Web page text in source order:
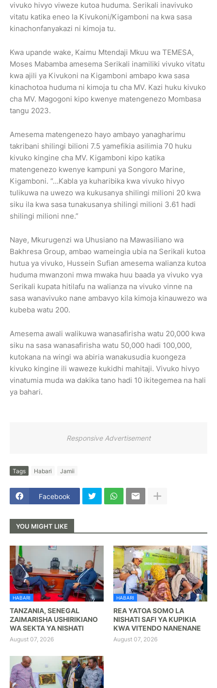
vivuko hivyo viweze kutoa huduma. Serikali inavivuko
vitatu katika eneo la Kivukoni/Kigamboni na kwa sasa
kinachonfanyakazi ni kimoja tu.
Kwa upande wake, Kaimu Mtendaji Mkuu wa TEMESA,
Moses Mabamba amesema Serikali inamiliki vivuko vitatu
kwa ajili ya Kivukoni na Kigamboni ambapo kwa sasa
kinachotoa huduma ni kimoja tu cha MV. Kazi huku kivuko
cha MV. Magogoni kipo kwenye matengenezo Mombasa
tangu 2023.
Amesema matengenezo hayo ambayo yanagharimu
takribani shilingi bilioni 7.5 yamefikia asilimia 70 huku
kivuko kingine cha MV. Kigamboni kipo katika
matengenezo kwenye kampuni ya Songoro Marine,
Kigamboni. “…Kabla ya kuharibika kwa vivuko hivyo
tulikuwa na uwezo wa kukusanya shilingi milioni 20 kwa
siku ila kwa sasa tunakusanya shilingi milioni 3.61 hadi
shilingi milioni nne.”
Naye, Mkurugenzi wa Uhusiano na Mawasiliano wa
Bakhresa Group, ambao wameingia ubia na Serikali kutoa
hutua ya vivuko, Hussein Sufian amesema walianza kutoa
huduma mwanzoni mwa mwaka huu baada ya vivuko vya
Serikali kupata hitilafu na walianza na vivuko vinne na
sasa wanavivuko nane ambavyo kila kimoja kinauwezo wa
kubeba watu 200.
Amesema awali walikuwa wanasafirisha watu 20,000 kwa
siku na sasa wanasafirisha watu 50,000 hadi 100,000,
kutokana na wingi wa abiria wanakusudia kuongeza
kivuko kingine ili waweze kukidhi mahitaji. Vivuko hivyo
vinatumia muda wa dakika tano hadi 10 ikitegemea na hali
ya bahari.
Responsive Advertisement
Tags Habari Jamii
Facebook
YOU MIGHT LIKE
HABARI
TANZANIA, SENEGAL
ZAIMARISHA USHIRIKIANO
WA SEKTA YA NISHATI
August 07, 2026
HABARI
REA YATOA SOMO LA
NISHATI SAFI YA KUPIKIA
KWA VITENDO NANENANE
August 07, 2026